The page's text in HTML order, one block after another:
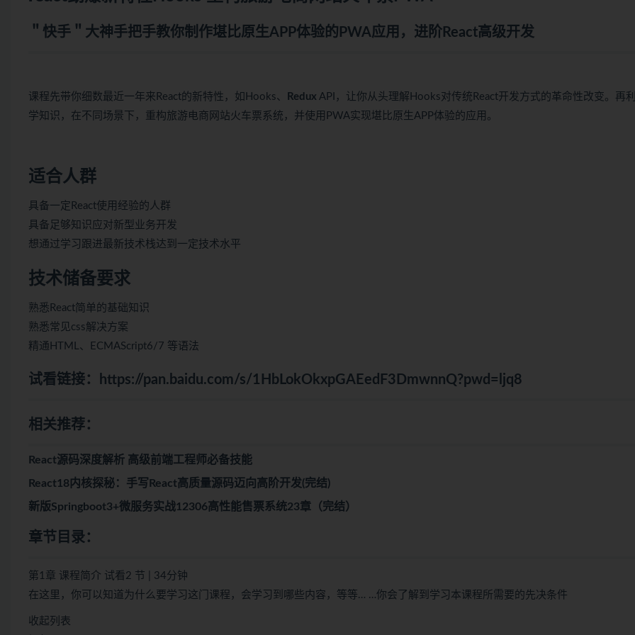
＂快手＂大神手把手教你制作堪比原生APP体验的PWA应用，进阶React高级开发
课程先带你细数最近一年来React的新特性，如Hooks、 Redux API，让你从头理解Hooks对传统React开发方式的革命性改变。再
学知识，在不同场景下，重构旅游电商网站火车票系统，并使用PWA实现堪比原生APP体验的应用。
适合人群
具备一定React使用经验的人群
具备足够知识应对新型业务开发
想通过学习跟进最新技术栈达到一定技术水平
技术储备要求
熟悉React简单的基础知识
熟悉常见css解决方案
精通HTML、ECMAScript6/7 等语法
试看链接： https://pan.baidu.com/s/1HbLokOkxpGAEedF3DmwnnQ?pwd=ljq8
相关推荐：
React源码深度解析 高级前端工程师必备技能
React18内核探秘：手写React高质量源码迈向高阶开发(完结)
新版Springboot3+微服务实战12306高性能售票系统23章（完结）
章节目录：
第1章 课程简介 试看2 节 | 34分钟
在这里，你可以知道为什么要学习这门课程，会学习到哪些内容，等等… …你会了解到学习本课程所需要的先决条件
收起列表